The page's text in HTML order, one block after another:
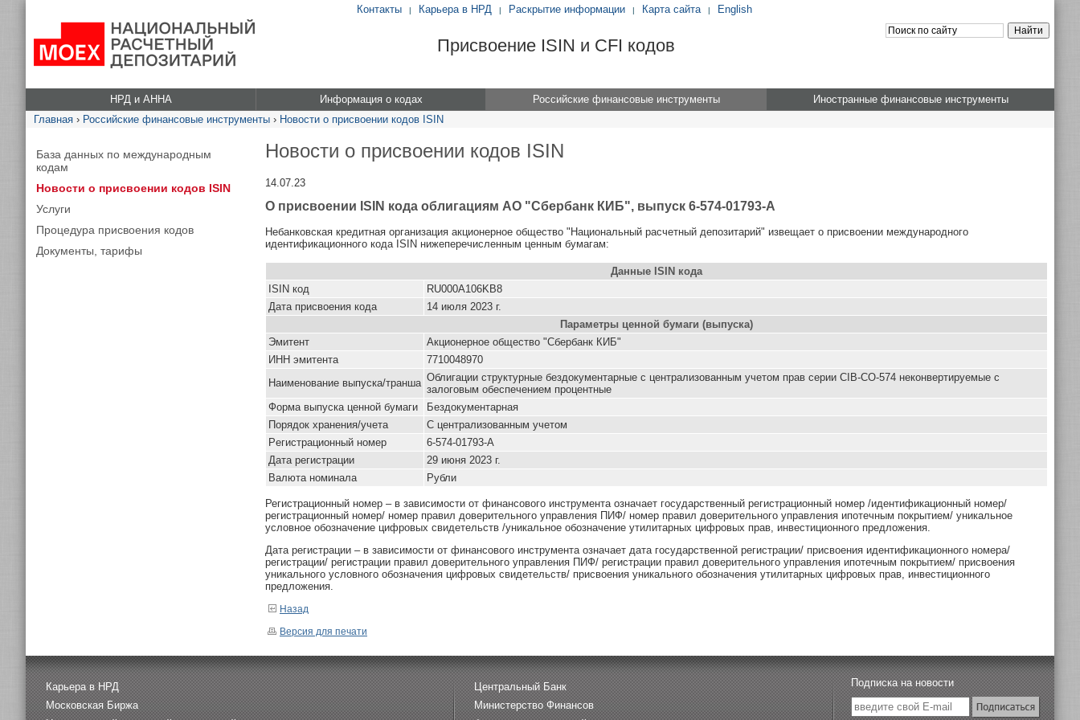
Контакты | Карьера в НРД | Раскрытие информации | Карта сайта | English
Присвоение ISIN и CFI кодов
НРД и АННА Информация о кодах Российские финансовые инструменты
Иностранные финансовые инструменты
Главная › Российские финансовые инструменты › Новости о присвоении кодов ISIN
База данных по международным
кодам
Новости о присвоении кодов ISIN
Услуги
Процедура присвоения кодов
Документы, тарифы
Новости о присвоении кодов ISIN
14.07.23
О присвоении ISIN кода облигациям АО "Сбербанк КИБ", выпуск 6-574-01793-А
Небанковская кредитная организация акционерное общество "Национальный расчетный депозитарий" извещает о присвоении международного
идентификационного кода ISIN нижеперечисленным ценным бумагам:
Данные ISIN кода
ISIN код
RU000A106KB8
Дата присвоения кода
14 июля 2023 г.
Параметры ценной бумаги (выпуска)
Эмитент
Акционерное общество "Сбербанк КИБ"
ИНН эмитента
7710048970
Наименование выпуска/транша Облигации структурные бездокументарные с централизованным учетом прав серии CIB-СО-574 неконвертируемые с
залоговым обеспечением процентные
Форма выпуска ценной бумаги
Бездокументарная
Порядок хранения/учета
С централизованным учетом
Pегистрационный номер
6-574-01793-А
Дата регистрации
29 июня 2023 г.
Валюта номинала
Рубли
Регистрационный номер – в зависимости от финансового инструмента означает государственный регистрационный номер /идентификационный номер/
регистрационный номер/ номер правил доверительного управления ПИФ/ номер правил доверительного управления ипотечным покрытием/ уникальное
условное обозначение цифровых свидетельств /уникальное обозначение утилитарных цифровых прав, инвестиционного предложения.
Дата регистрации – в зависимости от финансового инструмента означает дата государственной регистрации/ присвоения идентификационного номера/
регистрации/ регистрации правил доверительного управления ПИФ/ регистрации правил доверительного управления ипотечным покрытием/ присвоения
уникального условного обозначения цифровых свидетельств/ присвоения уникального обозначения утилитарных цифровых прав, инвестиционного
предложения.
Назад
Версия для печати
Карьера в НРД
Московская Биржа
Центральный Банк
Министерство Финансов
Подписка на новости